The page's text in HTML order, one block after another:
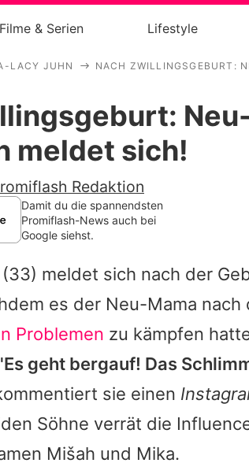
Royals
Stars
Filme & Serien
Familie & Liebe
App runterladen
Team
Redaktionelle Richtlinien
Impressum
Filme & Serien Lifestyle
LACY JUHN NACH ZWILLINGSGEBURT:
meldet sich!
Redaktion
Damit du die spannendsten
Promiflash-News auch bei
Google siehst.
(33) meldet sich nach der
es der Neu-Mama
Problemen zu kämpfen
geht bergauf! Das
sie einen
Söhne verrät die
Mišah und Mika.